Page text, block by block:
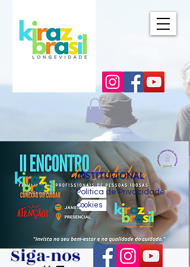
INSTITUCIONAL
Política de Privacidade
Cookies
Siga-nos